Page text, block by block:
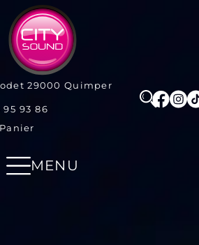
29000 Quimper
95 93 86
Panier
MENU